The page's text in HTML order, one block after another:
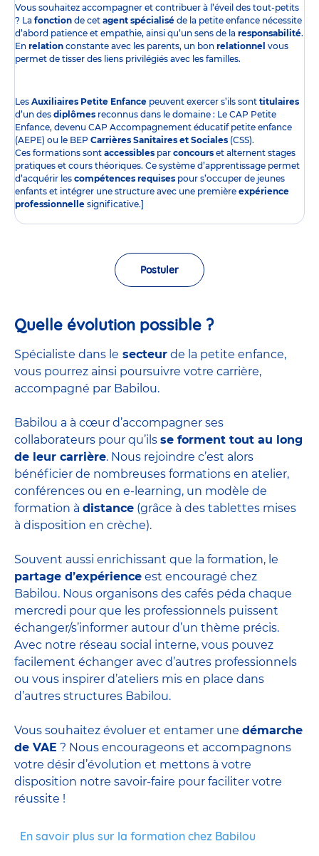
Vous souhaitez accompagner et contribuer à l’éveil des tout-petits
? La fonction de cet agent spécialisé de la petite enfance nécessite
d’abord patience et empathie, ainsi qu’un sens de la responsabilité.
En relation constante avec les parents, un bon relationnel vous
permet de tisser des liens privilégiés avec les familles.
Les Auxiliaires Petite Enfance peuvent exercer s’ils sont titulaires
d’un des diplômes reconnus dans le domaine : Le CAP Petite
Enfance, devenu CAP Accompagnement éducatif petite enfance
(AEPE) ou le BEP Carrières Sanitaires et Sociales (CSS).
Ces formations sont accessibles par concours et alternent stages
pratiques et cours théoriques. Ce système d’apprentissage permet
d’acquérir les compétences requises pour s’occuper de jeunes
enfants et intégrer une structure avec une première expérience
professionnelle significative.]
Postuler
Quelle évolution possible ?
Spécialiste dans le secteur de la petite enfance,
vous pourrez ainsi poursuivre votre carrière,
accompagné par Babilou.
Babilou a à cœur d’accompagner ses
collaborateurs pour qu’ils se forment tout au long
de leur carrière. Nous rejoindre c’est alors
bénéficier de nombreuses formations en atelier,
conférences ou en e-learning, un modèle de
formation à distance (grâce à des tablettes mises
à disposition en crèche).
Souvent aussi enrichissant que la formation, le
partage d’expérience est encouragé chez
Babilou. Nous organisons des cafés péda chaque
mercredi pour que les professionnels puissent
échanger/s’informer autour d’un thème précis.
Avec notre réseau social interne, vous pouvez
facilement échanger avec d’autres professionnels
ou vous inspirer d’ateliers mis en place dans
d’autres structures Babilou.
Vous souhaitez évoluer et entamer une démarche
de VAE ? Nous encourageons et accompagnons
votre désir d’évolution et mettons à votre
disposition notre savoir-faire pour faciliter votre
réussite !
En savoir plus sur la formation chez Babilou